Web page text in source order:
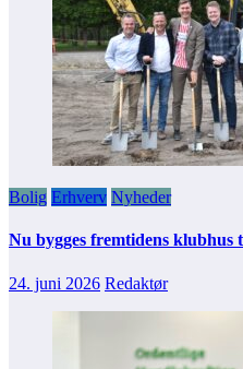
Bolig Erhverv Nyheder
Nu bygges fremtidens klubhus
24. juni 2026 Redaktør